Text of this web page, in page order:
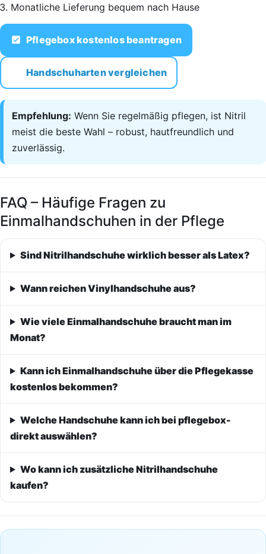
Monatliche Lieferung bequem nach Hause
Pflegebox kostenlos beantragen
Handschuharten vergleichen
Empfehlung: Wenn Sie regelmäßig pflegen, ist Nitril
meist die beste Wahl – robust, hautfreundlich und
zuverlässig.
FAQ – Häufige Fragen zu
Einmalhandschuhen in der Pflege
Sind Nitrilhandschuhe wirklich besser als Latex?
Wann reichen Vinylhandschuhe aus?
Wie viele Einmalhandschuhe braucht man im
Monat?
Kann ich Einmalhandschuhe über die Pflegekasse
kostenlos bekommen?
Welche Handschuhe kann ich bei pflegebox-
direkt auswählen?
Wo kann ich zusätzliche Nitrilhandschuhe
kaufen?